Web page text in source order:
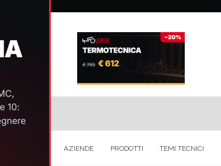
AZIENDE PRODOTTI TEMI TECNICI